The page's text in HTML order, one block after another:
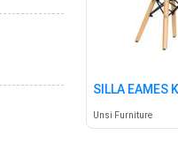
SILLA EAMES
Unsi Furniture